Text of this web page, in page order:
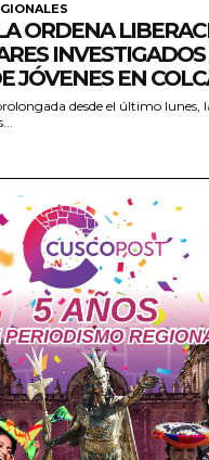
ORDENA
JÓVENES EN
desde el último lunes,